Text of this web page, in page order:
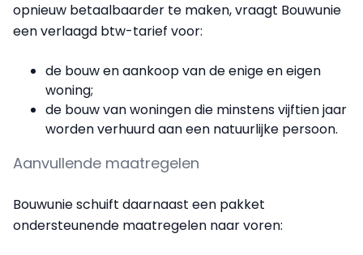
opnieuw betaalbaarder te maken, vraagt Bouwunie
een verlaagd btw-tarief voor:
de bouw en aankoop van de enige en eigen
woning;
de bouw van woningen die minstens vijftien jaar
worden verhuurd aan een natuurlijke persoon.
Aanvullende maatregelen
Bouwunie schuift daarnaast een pakket
ondersteunende maatregelen naar voren: